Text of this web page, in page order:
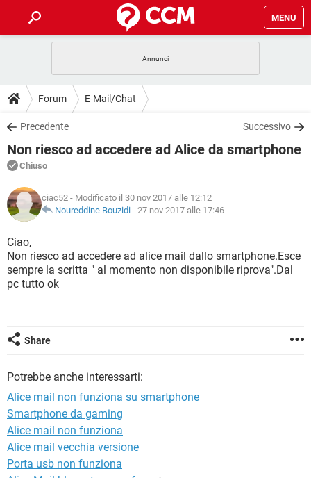
MENU
INTRATTENIMENTO
iOS
INSTAGRAM WHATSAPP
TIKTOK
HARDWARE
GUIDE
COVID-19
iOS
INSTAGRAM
TIKTOK FACEBOOK
DOWNLOAD
COVID-19 GAMING
INTRATTENIMENTO
iOS WINDOWS 10
INSTAGRAM
TIKTOK
HARDWARE
FORUM
COVID-19
INTRATTENIMENTO ANDROID
INSTAGRAM WHATSAPP
TIKTOK
GLOSSARIO
COVID-19
INTRATTENIMENTO
iOS WINDOWS 10
HARDWARE
Forum E-Mail/Chat
Precedente Successivo
Non riesco ad accedere ad Alice da smartphone
Chiuso
ciac52 - Modificato il 30 nov 2017 alle 12:12
Noureddine Bouzidi - 27 nov 2017 alle 17:46
Ciao,
Non riesco ad accedere ad alice mail dallo smartphone.Esce
sempre la scritta " al momento non disponibile riprova".Dal
pc tutto ok
Share
Potrebbe anche interessarti:
Alice mail non funziona su smartphone
Smartphone da gaming
Alice mail non funziona
Alice mail vecchia versione
Porta usb non funziona